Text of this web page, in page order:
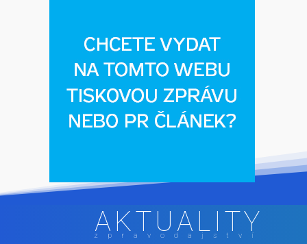
AKTUALITY
zpravodajství